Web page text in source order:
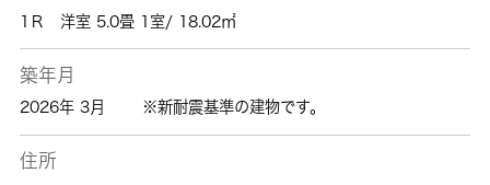
1Ｒ 洋室 5.0畳 1室/ 18.02㎡
築年月
2026年 3月 ※新耐震基準の建物です。
住所